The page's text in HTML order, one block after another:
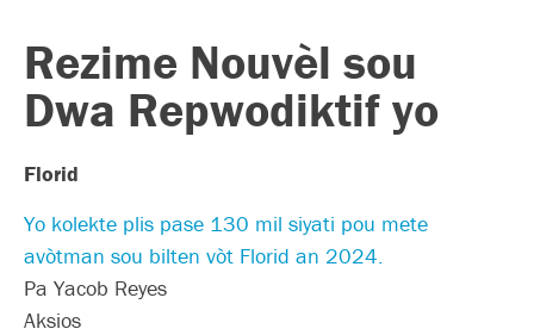
Rezime Nouvèl sou
Dwa Repwodiktif yo
Florid
Yo kolekte plis pase 130 mil siyati pou mete
avòtman sou bilten vòt Florid an 2024.
Pa Yacob Reyes
Aksios